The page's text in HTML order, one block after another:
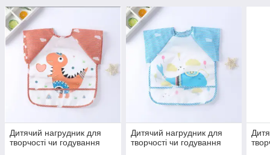
Дитячий нагрудник для
творчості чи годування
Дитячий нагрудник для
творчості чи годування